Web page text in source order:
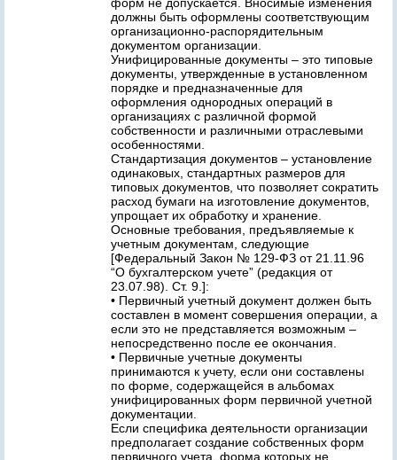
должны быть оформлены соответствующим
организационно-распорядительным
документом организации.
Унифицированные документы – это типовые
документы, утвержденные в установленном
порядке и предназначенные для
оформления однородных операций в
организациях с различной формой
собственности и различными отраслевыми
особенностями.
Стандартизация документов – установление
одинаковых, стандартных размеров для
типовых документов, что позволяет сократить
расход бумаги на изготовление документов,
упрощает их обработку и хранение.
Основные требования, предъявляемые к
учетным документам, следующие
[Федеральный Закон № 129-ФЗ от 21.11.96
“О бухгалтерском учете” (редакция от
23.07.98). Ст. 9.]:
• Первичный учетный документ должен быть
составлен в момент совершения операции, а
если это не представляется возможным –
непосредственно после ее окончания.
• Первичные учетные документы
принимаются к учету, если они составлены
по форме, содержащейся в альбомах
унифицированных форм первичной учетной
документации.
Если специфика деятельности организации
предполагает создание собственных форм
первичного учета, форма которых не